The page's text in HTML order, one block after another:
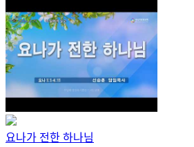
요나가 전한 하나님